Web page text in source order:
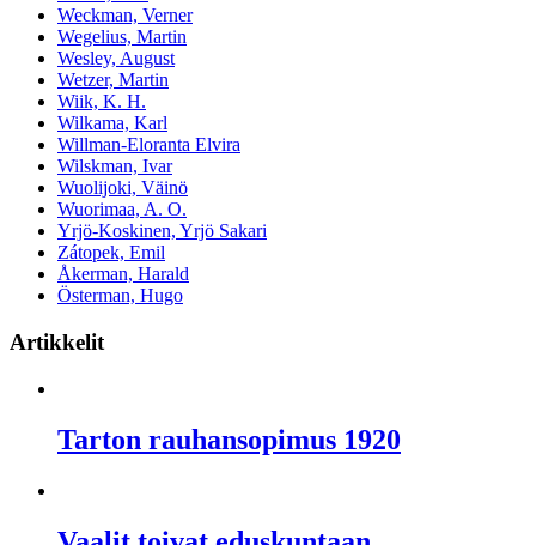
Weckman, Verner
Wegelius, Martin
Wesley, August
Wetzer, Martin
Wiik, K. H.
Wilkama, Karl
Willman-Eloranta Elvira
Wilskman, Ivar
Wuolijoki, Väinö
Wuorimaa, A. O.
Yrjö-Koskinen, Yrjö Sakari
Zátopek, Emil
Åkerman, Harald
Österman, Hugo
Artikkelit
Tarton rauhansopimus 1920